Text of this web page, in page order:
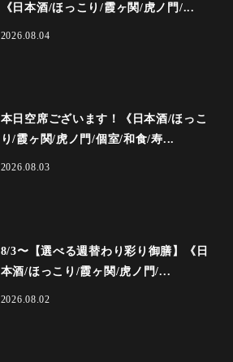
《日本酒/ほっこり/霞ヶ関/虎ノ門/...
2026.08.04
本日空席ございます！《日本酒/ほっこ
り/霞ヶ関/虎ノ門/個室/和食/寿...
2026.08.03
8/3〜【選べる週替わり彩り御膳】《日
本酒/ほっこり/霞ヶ関/虎ノ門/...
2026.08.02